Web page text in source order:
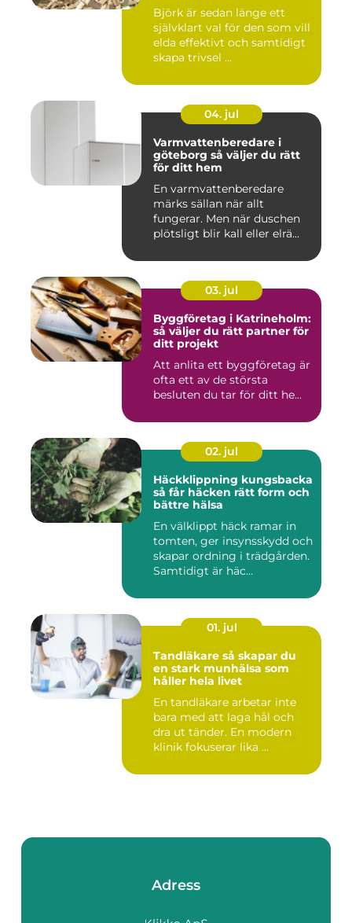
Björk är sedan länge ett
självklart val för den som vill
elda effektivt och samtidigt
skapa trivsel ...
04. jul
Varmvattenberedare i
göteborg så väljer du rätt
för ditt hem
En varmvattenberedare
märks sällan när allt
fungerar. Men när duschen
plötsligt blir kall eller elrä...
03. jul
Byggföretag i Katrineholm:
så väljer du rätt partner för
ditt projekt
Att anlita ett byggföretag är
ofta ett av de största
besluten du tar för ditt he...
02. jul
Häckklippning kungsbacka
så får häcken rätt form och
bättre hälsa
En välklippt häck ramar in
tomten, ger insynsskydd och
skapar ordning i trädgården.
Samtidigt är häc...
01. jul
Tandläkare så skapar du
en stark munhälsa som
håller hela livet
En tandläkare arbetar inte
bara med att laga hål och
dra ut tänder. En modern
klinik fokuserar lika ...
Adress